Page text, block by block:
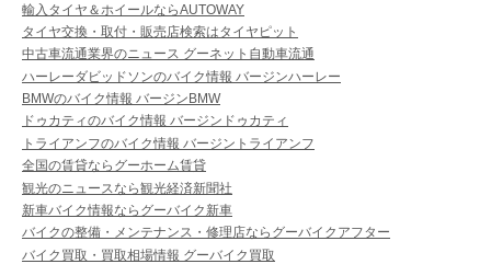
輸入タイヤ＆ホイールならAUTOWAY
タイヤ交換・取付・販売店検索はタイヤピット
中古車流通業界のニュース グーネット自動車流通
ハーレーダビッドソンのバイク情報 バージンハーレー
BMWのバイク情報 バージンBMW
ドゥカティのバイク情報 バージンドゥカティ
トライアンフのバイク情報 バージントライアンフ
全国の賃貸ならグーホーム賃貸
観光のニュースなら観光経済新聞社
新車バイク情報ならグーバイク新車
バイクの整備・メンテナンス・修理店ならグーバイクアフター
バイク買取・買取相場情報 グーバイク買取